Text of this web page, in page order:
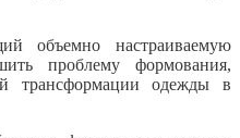
объемно настраиваемую
проблему формования,
трансформации одежды в